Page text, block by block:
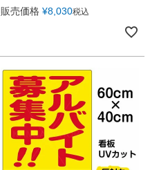
販売価格 ¥8,030税込